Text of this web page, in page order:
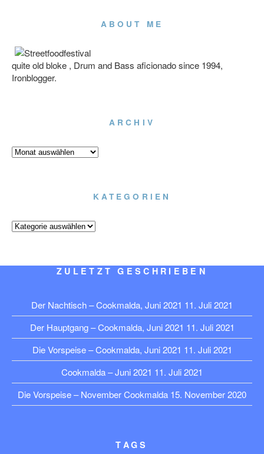
ABOUT ME
quite old bloke , Drum and Bass aficionado since 1994,
Ironblogger.
ARCHIV
Archiv
KATEGORIEN
Kategorien
ZULETZT GESCHRIEBEN
Der Nachtisch – Cookmalda, Juni 2021 11. Juli 2021
Der Hauptgang – Cookmalda, Juni 2021 11. Juli 2021
Die Vorspeise – Cookmalda, Juni 2021 11. Juli 2021
Cookmalda – Juni 2021 11. Juli 2021
Die Vorspeise – November Cookmalda 15. November 2020
TAGS